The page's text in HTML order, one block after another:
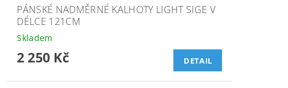
PÁNSKÉ NADMĚRNÉ KALHOTY LIGHT SIGE V
DÉLCE 121CM
Skladem
2 250 Kč DETAIL